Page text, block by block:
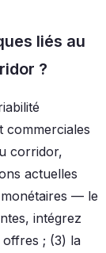
liés au
?
commerciales
corridor,
actuelles
— le
intégrez
offres ; (3) la